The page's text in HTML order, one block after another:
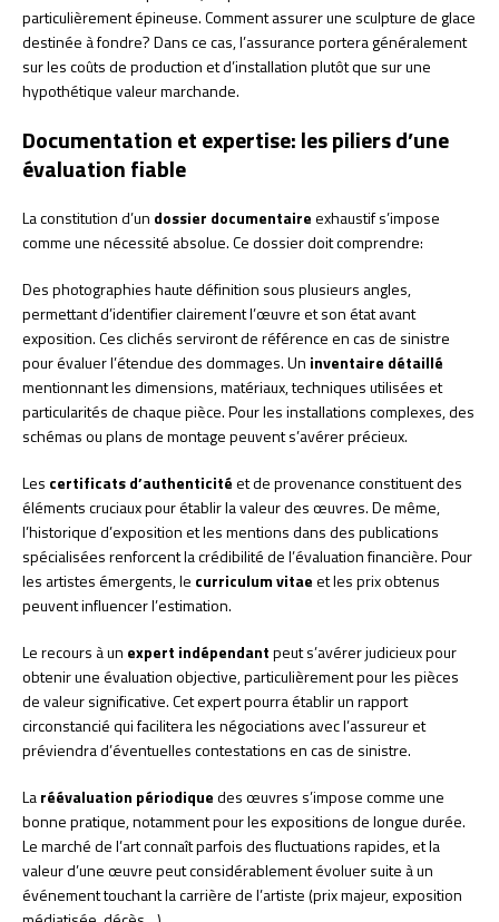
particulièrement épineuse. Comment assurer une sculpture de glace
destinée à fondre? Dans ce cas, l’assurance portera généralement
sur les coûts de production et d’installation plutôt que sur une
hypothétique valeur marchande.
Documentation et expertise: les piliers d’une
évaluation fiable
La constitution d’un dossier documentaireexhaustif s’impose
comme une nécessité absolue. Ce dossier doit comprendre:
Des photographies haute définition sous plusieurs angles,
permettant d’identifier clairement l’œuvre et son état avant
exposition. Ces clichés serviront de référence en cas de sinistre
pour évaluer l’étendue des dommages. Un inventaire détaillé
mentionnant les dimensions, matériaux, techniques utilisées et
particularités de chaque pièce. Pour les installations complexes, des
schémas ou plans de montage peuvent s’avérer précieux.
Les certificats d’authenticitéet de provenance constituent des
éléments cruciaux pour établir la valeur des œuvres. De même,
l’historique d’exposition et les mentions dans des publications
spécialisées renforcent la crédibilité de l’évaluation financière. Pour
les artistes émergents, le curriculum vitaeet les prix obtenus
peuvent influencer l’estimation.
Le recours à un expert indépendantpeut s’avérer judicieux pour
obtenir une évaluation objective, particulièrement pour les pièces
de valeur significative. Cet expert pourra établir un rapport
circonstancié qui facilitera les négociations avec l’assureur et
préviendra d’éventuelles contestations en cas de sinistre.
Laréévaluation périodiquedes œuvres s’impose comme une
bonne pratique, notamment pour les expositions de longue durée.
Le marché de l’art connaît parfois des fluctuations rapides, et la
valeur d’une œuvre peut considérablement évoluer suite à un
événement touchant la carrière de l’artiste (prix majeur, exposition